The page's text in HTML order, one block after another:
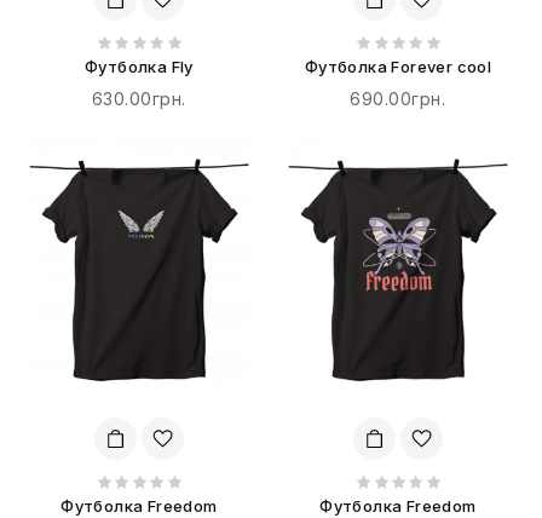
Футболка Fly
630.00грн.
Футболка Forever cool
690.00грн.
Футболка Freedom Футболка Freedom